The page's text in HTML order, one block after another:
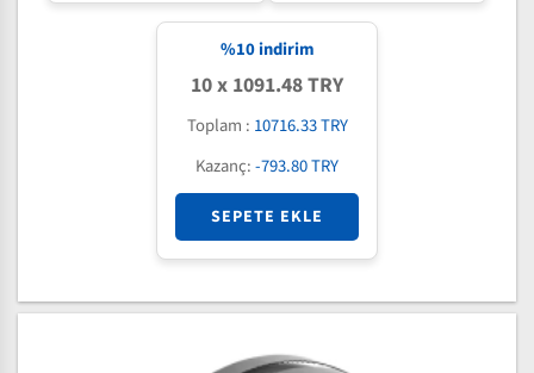
%10indirim
10 x 1091.48 TRY
Toplam : 10716.33 TRY
Kazanç:-793.80 TRY
SEPETE EKLE